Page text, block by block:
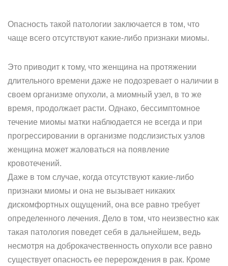
Опасность такой патологии заключается в том, что
чаще всего отсутствуют какие-либо признаки миомы.
Это приводит к тому, что женщина на протяжении
длительного времени даже не подозревает о наличии в
своем организме опухоли, а миомный узел, в то же
время, продолжает расти. Однако, бессимптомное
течение миомы матки наблюдается не всегда и при
прогрессировании в организме подслизистых узлов
женщина может жаловаться на появление
кровотечений.
Даже в том случае, когда отсутствуют какие-либо
признаки миомы и она не вызывает никаких
дискомфортных ощущений, она все равно требует
определенного лечения. Дело в том, что неизвестно как
такая патология поведет себя в дальнейшем, ведь
несмотря на доброкачественность опухоли все равно
существует опасность ее перерождения в рак. Кроме